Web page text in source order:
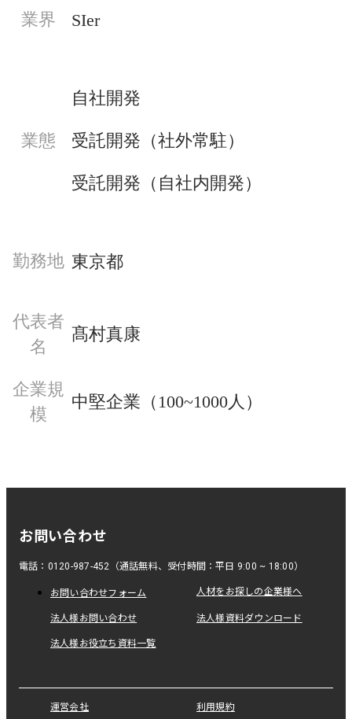
業界 SIer
業態
自社開発
受託開発（社外常駐）
受託開発（自社内開発）
勤務地 東京都
代表者
名
髙村真康
企業規
模
中堅企業（100~1000人）
お問い合わせ
電話：0120-987-452（通話無料、受付時間：平日 9:00 ~ 18:00）
お問い合わせフォーム 人材をお探しの企業様へ
法人様お問い合わせ 法人様資料ダウンロード
法人様お役立ち資料一覧
運営会社 利用規約